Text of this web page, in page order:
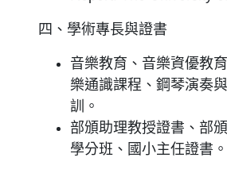
四、學術專長與證書
音樂教育、音樂資優教
樂通識課程、鋼琴演奏
訓。
部頒助理教授證書、部
學分班、國小主任證書。